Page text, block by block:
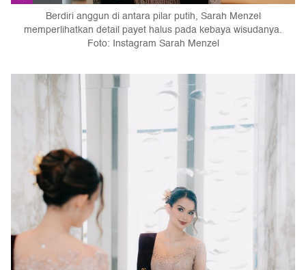
Berdiri anggun di antara pilar putih, Sarah Menzel
memperlihatkan detail payet halus pada kebaya wisudanya.
Foto: Instagram Sarah Menzel